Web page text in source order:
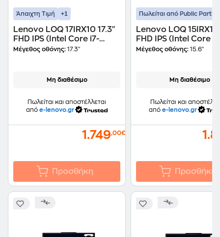
Άπαιχτη Τιμή +1
Lenovo LOQ 17IRX10 17.3"
FHD IPS (Intel Core i7-
13650HX/16 GB/512GB
Μέγεθος οθόνης: 17.3"
Μη διαθέσιμο
Πωλείται και αποστέλλεται
από e-lenovo.gr
1.749,00€
Προσθήκη
Πωλείται από Public
Lenovo LOQ
FHD IPS (Intel Core
13650HX/32 GB/1TB
Μέγεθος οθόνης: 15.6"
Μη διαθέσιμο
Πωλείται και
από e-lenovo.gr
Προσθήκη